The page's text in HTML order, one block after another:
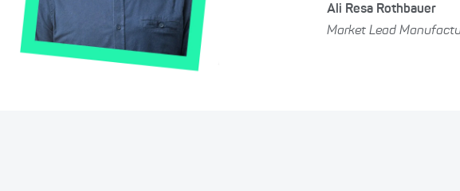
Ali Resa Rothbauer
Market Lead